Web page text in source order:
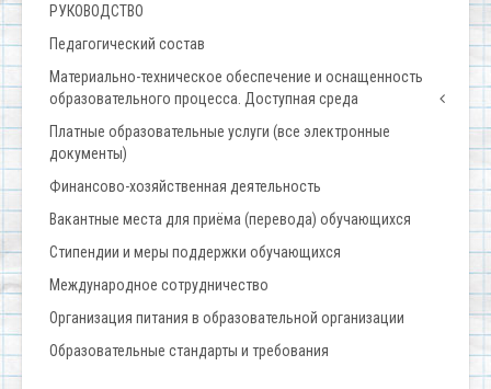
РУКОВОДСТВО
Педагогический состав
Материально-техническое обеспечение и оснащенность
образовательного процесса. Доступная среда
Платные образовательные услуги (все электронные
документы)
Финансово-хозяйственная деятельность
Вакантные места для приёма (перевода) обучающихся
Стипендии и меры поддержки обучающихся
Международное сотрудничество
Организация питания в образовательной организации
Образовательные стандарты и требования